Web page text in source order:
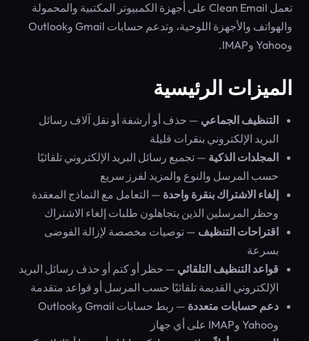
تعمل Clean Email على أجهزة الكمبيوتر المكتبية والمحمولة
والهواتف والأجهزة اللوحية، وتدعم حسابات Gmail وOutlook
وYahoo وIMAP.
الميزات الرئيسية
التنظيف الجماعي — حذف أو أرشفة أو نقل آلاف رسائل
البريد الإلكتروني بنقرات قليلة
المجلدات الذكية — تجميع رسائل البريد الإلكتروني تلقائيًا
حسب المرسل والنوع والمزيد لفرز سريع
إلغاء الاشتراك بنقرة واحدة — التعامل مع النماذج المعقدة
وحظر المرسلين الذين يتجاهلون طلبات إلغاء الاشتراك
اقتراحات التنظيف — توصيات مخصصة لإزالة الفوضى
بسرعة
قواعد التنظيف التلقائي — حظر أو كتم أو حذف رسائل البريد
الإلكتروني القديمة تلقائيًا حسب المرسل أو قواعد متقدمة
دعم حسابات متعددة
— ربط حسابات Gmail وOutlook
وYahoo وIMAP على أي جهاز